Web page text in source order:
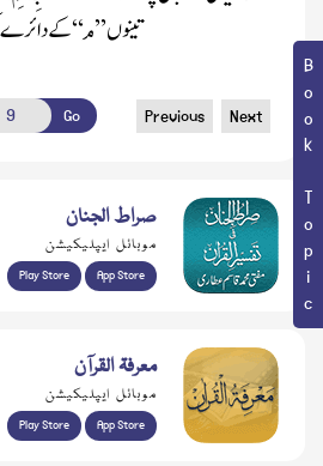
Book Topic
تینوں ’’م‘‘ کے دائرے
Go Previous Next
صراط الجنان
موبائل ایپلیکیشن
Play Store App Store
معرفۃ القرآن
موبائل ایپلیکیشن
Play Store App Store